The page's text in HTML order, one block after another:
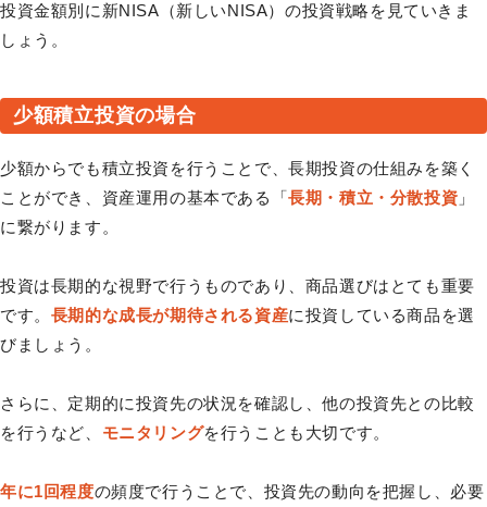
投資金額別に新NISA（新しいNISA）の投資戦略を見ていきま
しょう。
少額積立投資の場合
少額からでも積立投資を行うことで、長期投資の仕組みを築く
ことができ、資産運用の基本である「長期・積立・分散投資 」
に繋がります。
投資は長期的な視野で行うものであり、商品選びはとても重要
です。 長期的な成長が期待される資産に投資している商品を選
びましょう。
さらに、定期的に投資先の状況を確認し、他の投資先との比較
を行うなど、 モニタリングを行うことも大切です。
年に1回程度の頻度で行うことで、投資先の動向を把握し、必要